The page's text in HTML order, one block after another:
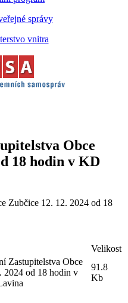
Obce
18 hodin v KD
Zubčice 12. 12. 2024 od 18
Velikost
Zastupitelstva Obce
2024 od 18 hodin v
91.8
Kb